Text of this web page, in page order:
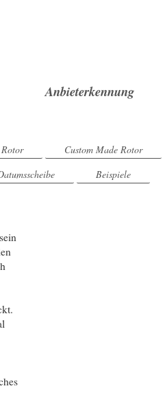
Anbieterkennung
Custom Made Rotor
Beispiele